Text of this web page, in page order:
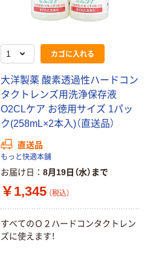
カゴに入れる
大洋製薬 酸素透過性ハードコン
タクトレンズ用洗浄保存液
O2CLケア お徳用サイズ 1パッ
ク(258mL×2本入)（直送品）
直送品
もっと快適本舗
お届け日 8月19日（水）まで
￥1,345 （税込）
すべてのＯ２ハードコンタクトレン
ズに使えます！